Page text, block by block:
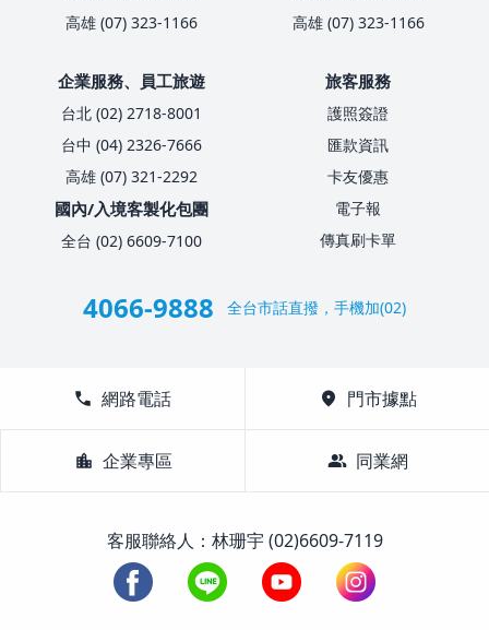
高雄 (07) 323-1166
高雄 (07) 323-1166
企業服務、員工旅遊
台北 (02) 2718-8001
台中 (04) 2326-7666
高雄 (07) 321-2292
國內/入境客製化包團
全台 (02) 6609-7100
旅客服務
護照簽證
匯款資訊
卡友優惠
電子報
傳真刷卡單
4066-9888 全台市話直撥，手機加(02)
call 網路電話 location_on 門市據點
location_city 企業專區 group 同業網
客服聯絡人：林珊宇 (02)6609-7119